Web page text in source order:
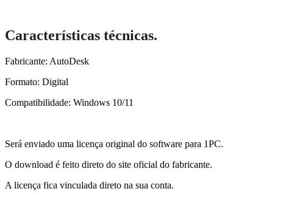
Características técnicas.
Fabricante: AutoDesk
Formato: Digital
Compatibilidade: Windows 10/11
Será enviado uma licença original do software para 1PC.
O download é feito direto do site oficial do fabricante.
A licença fica vinculada direto na sua conta.